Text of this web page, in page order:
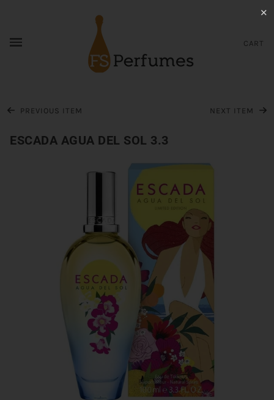
CART
PREVIOUS ITEM NEXT ITEM
ESCADA AGUA DEL SOL 3.3
✕